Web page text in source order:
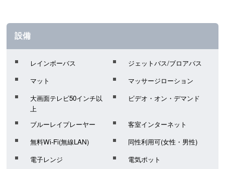
設備
レインボーバス
ジェットバス/ブロアバス
マット
マッサージローション
大画面テレビ50インチ以
上
ビデオ・オン・デマンド
ブルーレイプレーヤー
客室インターネット
無料Wi-Fi(無線LAN)
同性利用可(女性・男性)
電子レンジ
電気ポット